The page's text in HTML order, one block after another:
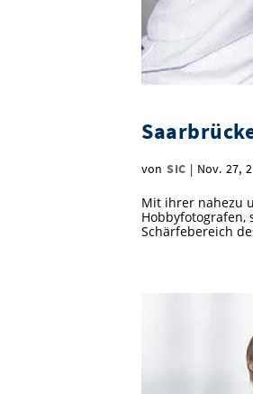
vonSIC| Nov. 27,
Mit ihrer nahezu
Hobbyfotografen,
Schärfebereich